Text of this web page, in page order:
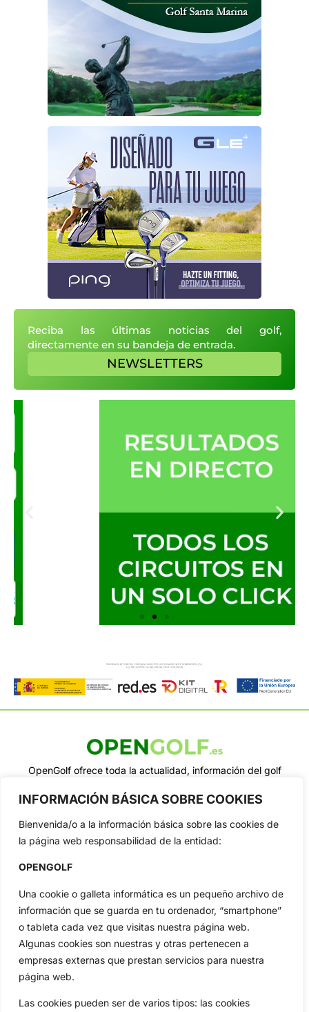
INFORMACIÓN BÁSICA SOBRE COOKIES
Bienvenida/o a la información básica sobre las cookies de
la página web responsabilidad de la entidad:
OPENGOLF
Una cookie o galleta informática es un pequeño archivo de
información que se guarda en tu ordenador, “smartphone”
o tableta cada vez que visitas nuestra página web.
Algunas cookies son nuestras y otras pertenecen a
empresas externas que prestan servicios para nuestra
página web.
Las cookies pueden ser de varios tipos: las cookies
Reciba las últimas noticias del golf,
directamente en su bandeja de entrada.
NEWSLETTERS
OpenGolf ofrece toda la actualidad, información del golf
Jon Rahm, LIV Golf, PGA Tour, Ryder Cup, DP World Tour, LPGA
Categorias
Inicio
Actualidad
Amateurs
Circuitos
Especiales
Jon Rahm
Vídeos
De Interés
Compañía
Aviso Legal
Política de Privacidad
Política de Cookies